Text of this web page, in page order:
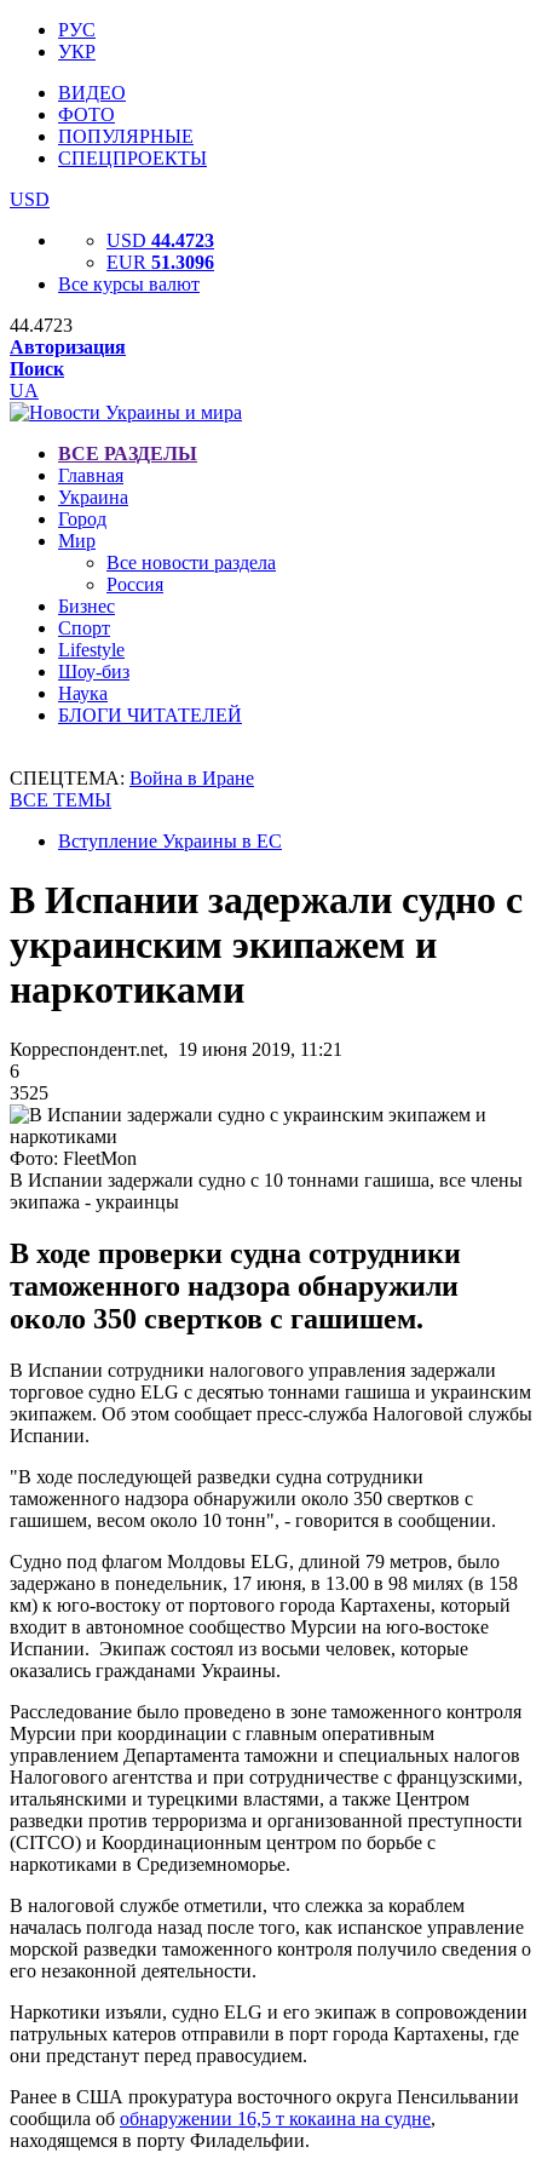
РУС
УКР
ВИДЕО
ФОТО
ПОПУЛЯРНЫЕ
СПЕЦПРОЕКТЫ
USD
USD 44.4723
EUR 51.3096
Все курсы валют
44.4723
Авторизация
Поиск
UA
ВСЕ РАЗДЕЛЫ
Главная
Украина
Город
Мир
Все новости раздела
Россия
Бизнес
Спорт
Lifestyle
Шоу-биз
Наука
БЛОГИ ЧИТАТЕЛЕЙ
СПЕЦТЕМА: Война в Иране
ВСЕ ТЕМЫ
Вступление Украины в ЕС
В Испании задержали судно с
украинским экипажем и
наркотиками
Корреспондент.net, 19 июня 2019, 11:21
6
3525
Фото: FleetMon
В Испании задержали судно с 10 тоннами гашиша, все члены
экипажа - украинцы
В ходе проверки судна сотрудники
таможенного надзора обнаружили
около 350 свертков с гашишем.
В Испании сотрудники налогового управления задержали
торговое судно ELG с десятью тоннами гашиша и украинским
экипажем. Об этом сообщает пресс-служба Налоговой службы
Испании.
"В ходе последующей разведки судна сотрудники
таможенного надзора обнаружили около 350 свертков с
гашишем, весом около 10 тонн", - говорится в сообщении.
Судно под флагом Молдовы ELG, длиной 79 метров, было
задержано в понедельник, 17 июня, в 13.00 в 98 милях (в 158
км) к юго-востоку от портового города Картахены, который
входит в автономное сообщество Мурсии на юго-востоке
Испании. Экипаж состоял из восьми человек, которые
оказались гражданами Украины.
Расследование было проведено в зоне таможенного контроля
Мурсии при координации с главным оперативным
управлением Департамента таможни и специальных налогов
Налогового агентства и при сотрудничестве с французскими,
итальянскими и турецкими властями, а также Центром
разведки против терроризма и организованной преступности
(CITCO) и Координационным центром по борьбе с
наркотиками в Средиземноморье.
В налоговой службе отметили, что слежка за кораблем
началась полгода назад после того, как испанское управление
морской разведки таможенного контроля получило сведения о
его незаконной деятельности.
Наркотики изъяли, судно ELG и его экипаж в сопровождении
патрульных катеров отправили в порт города Картахены, где
они предстанут перед правосудием.
Ранее в США прокуратура восточного округа Пенсильвании
сообщила об обнаружении 16,5 т кокаина на судне,
находящемся в порту Филадельфии.